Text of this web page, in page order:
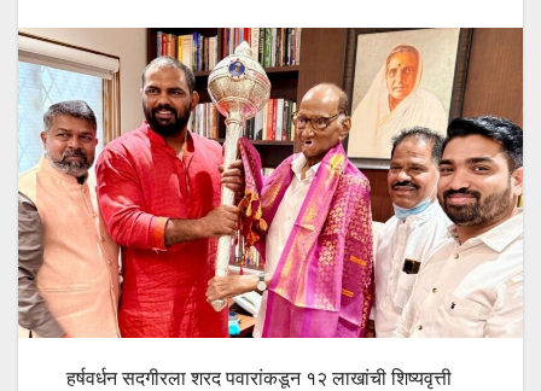
हर्षवर्धन सदगीरला शरद पवारांकडून १२ लाखांची शिष्यवृत्ती